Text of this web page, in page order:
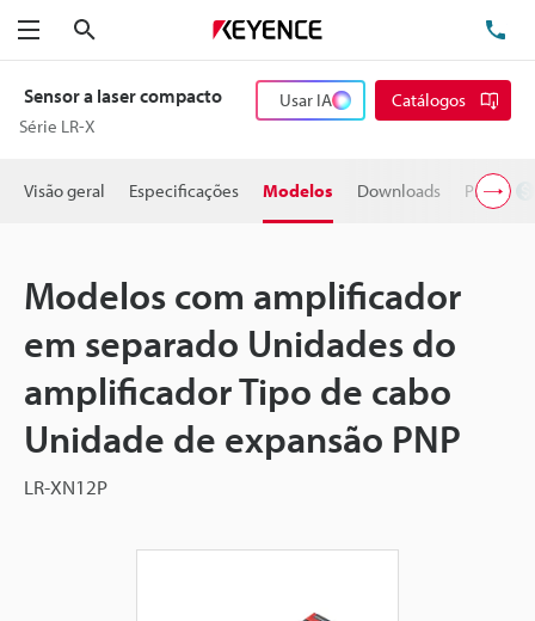
Menu
Sensor a laser compacto
Série LR-X
Usar IA Catálogos
Visão geral Especificações Modelos Downloads Preço
Modelos com amplificador
em separado Unidades do
amplificador Tipo de cabo
Unidade de expansão PNP
LR-XN12P